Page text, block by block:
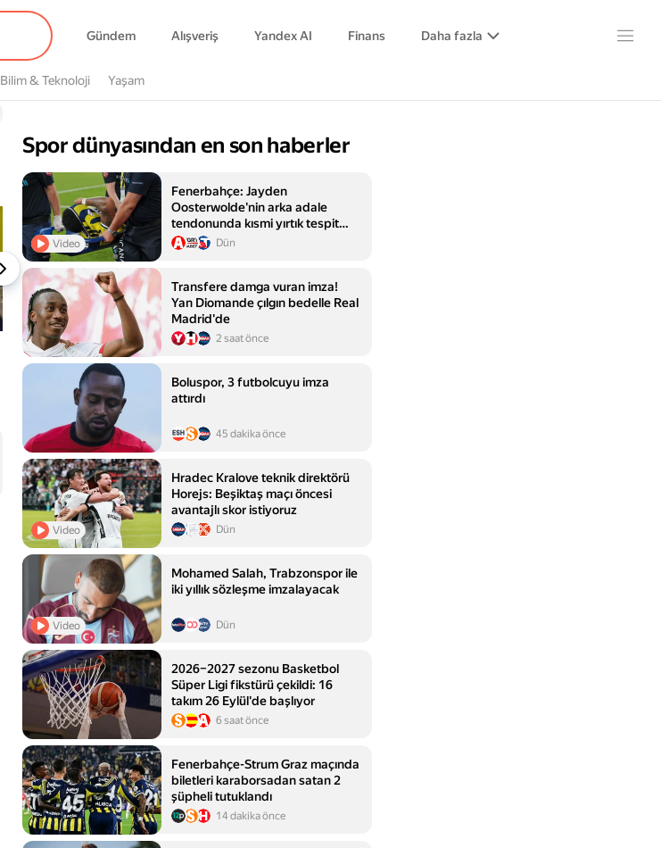
Gündem Alışveriş Yandex AI Finans Daha fazla
Bilim & Teknoloji Yaşam
Spor dünyasından en son haberler
Video
Fenerbahçe: Jayden
Oosterwolde'nin arka adale
tendonunda kısmi yırtık tespit
edildi
Dün
Transfere damga vuran imza!
Yan Diomande çılgın bedelle Real
Madrid'de
2 saat önce
Boluspor, 3 futbolcuyu imza
attırdı
45 dakika önce
Video
Hradec Kralove teknik direktörü
Horejs: Beşiktaş maçı öncesi
avantajlı skor istiyoruz
Dün
Video
Mohamed Salah, Trabzonspor ile
iki yıllık sözleşme imzalayacak
Dün
2026–2027 sezonu Basketbol
Süper Ligi fikstürü çekildi: 16
takım 26 Eylül'de başlıyor
6 saat önce
Fenerbahçe-Strum Graz maçında
biletleri karaborsadan satan 2
şüpheli tutuklandı
14 dakika önce